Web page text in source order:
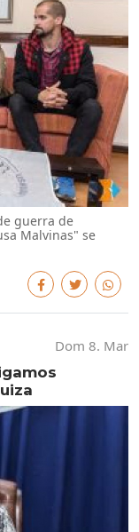
guerra de
Malvinas" se
Dom 8. Mar